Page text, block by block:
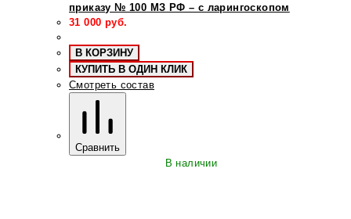
приказу № 100 МЗ РФ – с ларингоскопом
31 000 руб.
В КОРЗИНУ
КУПИТЬ В ОДИН КЛИК
Смотреть состав
Сравнить
В наличии